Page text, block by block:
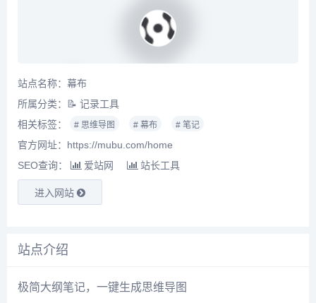
站点名称：幕布
所属分类：
📝 记录工具
相关标签：
# 思维导图 # 幕布 # 笔记
官方网址：https://mubu.com/home
SEO查询：
爱站网 站长工具
进入网站
站点介绍
极简大纲笔记，一键生成思维导图